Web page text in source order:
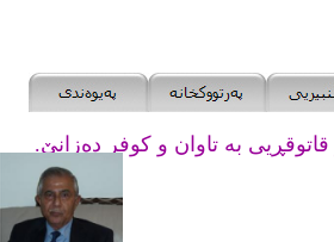
به ‌تاوان و کوفر ده‌زانێ.